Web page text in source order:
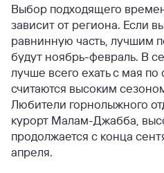
Выбор подходящего
зависит от региона. Если
равнинную часть, лучшим
будут ноябрь-февраль. В
лучше всего ехать с мая по
считаются высоким
Любители горнолыжного
курорт Малам-Джабба,
продолжается с конца
апреля.